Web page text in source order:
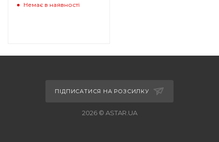
Немає в наявності
ПІДПИСАТИСЯ НА РОЗСИЛКУ
2026 © ASTAR.UA